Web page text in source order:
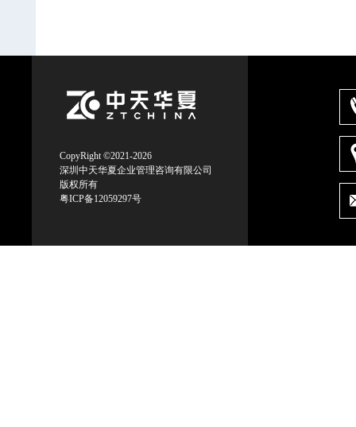
CopyRight ©2021-2026
深圳中天华夏企业管理咨询有限公司
版权所有
粤ICP备12059297号